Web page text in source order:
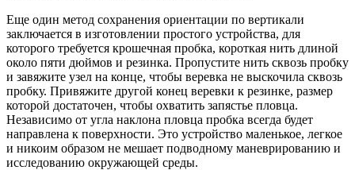
Еще один метод сохранения ориентации по вертикали
заключается в изготовлении простого устройства, для
которого требуется крошечная пробка, короткая нить длиной
около пяти дюймов и резинка. Пропустите нить сквозь пробку
и завяжите узел на конце, чтобы веревка не выскочила сквозь
пробку. Привяжите другой конец веревки к резинке, размер
которой достаточен, чтобы охватить запястье пловца.
Независимо от угла наклона пловца пробка всегда будет
направлена к поверхности. Это устройство маленькое, легкое
и никоим образом не мешает подводному маневрированию и
исследованию окружающей среды.